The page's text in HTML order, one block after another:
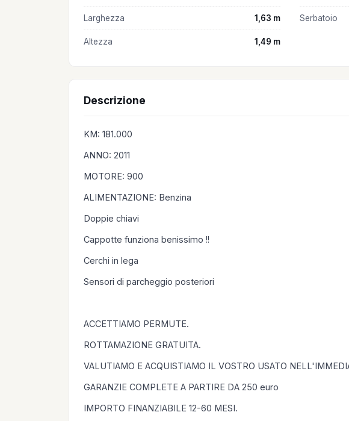
Larghezza 1,63 m
Altezza 1,49 m
Serbatoio
Descrizione
KM: 181.000
ANNO: 2011
MOTORE: 900
ALIMENTAZIONE: Benzina
Doppie chiavi
Cappotte funziona benissimo !!
Cerchi in lega
Sensori di parcheggio posteriori
ACCETTIAMO PERMUTE.
ROTTAMAZIONE GRATUITA.
VALUTIAMO E ACQUISTIAMO IL VOSTRO USATO
GARANZIE COMPLETE A PARTIRE DA 250 euro
IMPORTO FINANZIABILE 12-60 MESI.